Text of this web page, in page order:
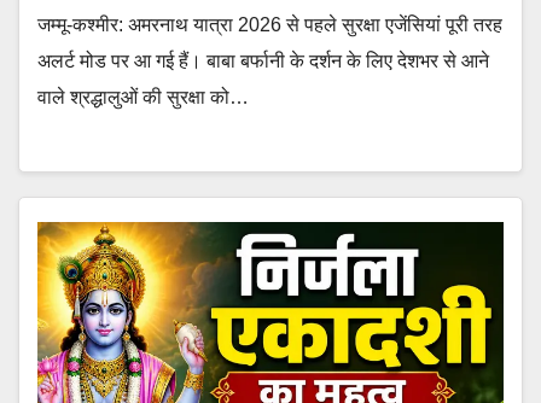
जम्मू-कश्मीर: अमरनाथ यात्रा 2026 से पहले सुरक्षा एजेंसियां पूरी तरह
अलर्ट मोड पर आ गई हैं। बाबा बर्फानी के दर्शन के लिए देशभर से आने
वाले श्रद्धालुओं की सुरक्षा को…